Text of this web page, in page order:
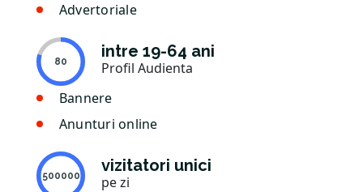
Advertoriale
80
intre 19-64 ani
Profil Audienta
Bannere
Anunturi online
500000
vizitatori unici
pe zi